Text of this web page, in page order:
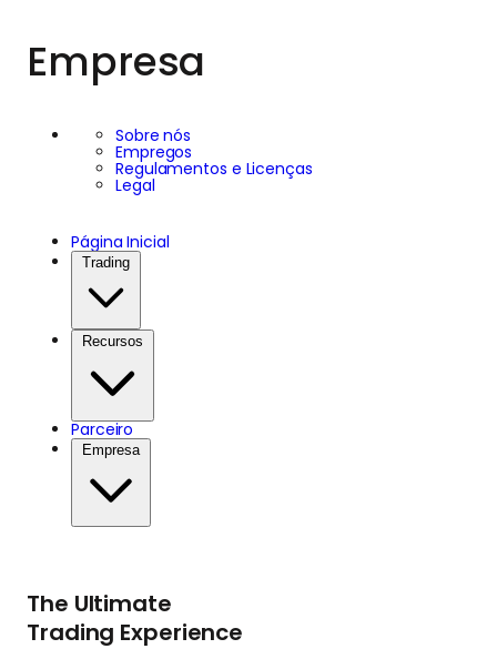
Empresa
Sobre nós
Empregos
Regulamentos e Licenças
Legal
Página Inicial
Trading
Recursos
Parceiro
Empresa
The Ultimate
Trading Experience